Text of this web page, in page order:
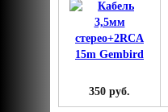
350 руб.